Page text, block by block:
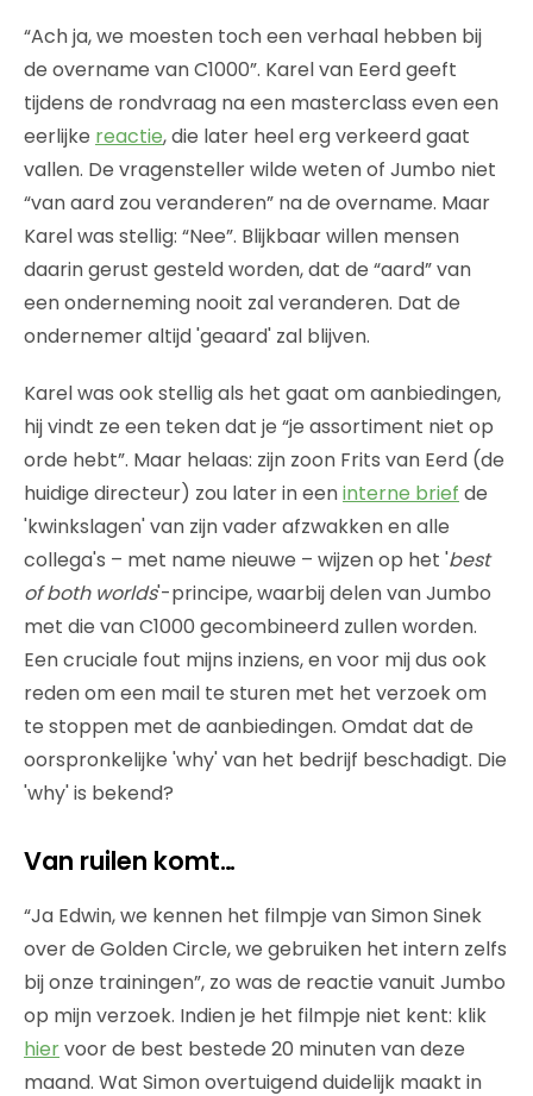
“Ach ja, we moesten toch een verhaal hebben bij
de overname van C1000”. Karel van Eerd geeft
tijdens de rondvraag na een masterclass even een
eerlijke reactie, die later heel erg verkeerd gaat
vallen. De vragensteller wilde weten of Jumbo niet
“van aard zou veranderen” na de overname. Maar
Karel was stellig: “Nee”. Blijkbaar willen mensen
daarin gerust gesteld worden, dat de “aard” van
een onderneming nooit zal veranderen. Dat de
ondernemer altijd 'geaard' zal blijven.
Karel was ook stellig als het gaat om aanbiedingen,
hij vindt ze een teken dat je “je assortiment niet op
orde hebt”. Maar helaas: zijn zoon Frits van Eerd (de
huidige directeur) zou later in eeninterne brief de
'kwinkslagen' van zijn vader afzwakken en alle
collega's – met name nieuwe – wijzen op het 'best
of both worlds'-principe, waarbij delen van Jumbo
met die van C1000 gecombineerd zullen worden.
Een cruciale fout mijns inziens, en voor mij dus ook
reden om een mail te sturen met het verzoek om
te stoppen met de aanbiedingen. Omdat dat de
oorspronkelijke 'why' van het bedrijf beschadigt. Die
'why' is bekend?
Van ruilen komt…
“Ja Edwin, we kennen het filmpje van Simon Sinek
over de Golden Circle, we gebruiken het intern zelfs
bij onze trainingen”, zo was de reactie vanuit Jumbo
op mijn verzoek. Indien je het filmpje niet kent: klik
hiervoor de best bestede 20 minuten van deze
maand. Wat Simon overtuigend duidelijk maakt in